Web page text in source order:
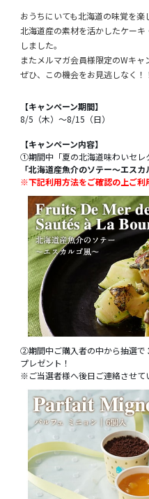
おうちにいても北海道の味覚を楽
北海道産の素材を活かしたケー
しました。
またメルマガ会員様限定のWキャ
ぜひ、この機会をお見逃しなく！
【キャンペーン期間】
8/5（木）～8/15（日）
【キャンペーン内容】
①期間中「夏の北海道味わいセレ
「北海道産魚介のソテー～エス
※下記利用方法をご確認の上ご利
②期間中ご購入者の中から抽選で
プレゼント！
※ご当選者様へ後日ご連絡させて